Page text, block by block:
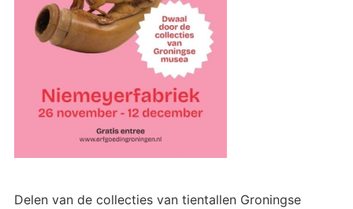
Delen van de collecties van tientallen Groningse